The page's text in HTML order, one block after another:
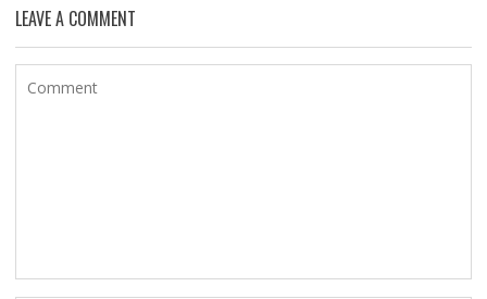
LEAVE A COMMENT